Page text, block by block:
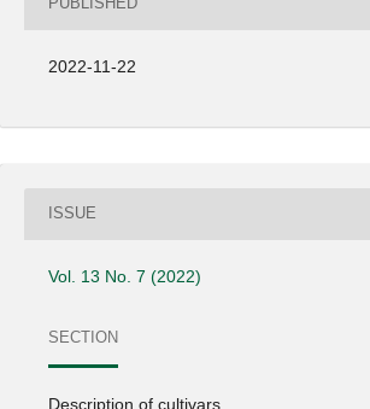
2022-11-22
ISSUE
Vol. 13 No. 7 (2022)
SECTION
Description of cultivars